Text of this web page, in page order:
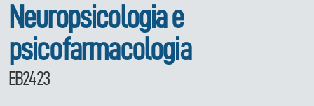
Neuropsicologia e
psicofarmacologia
EB2423